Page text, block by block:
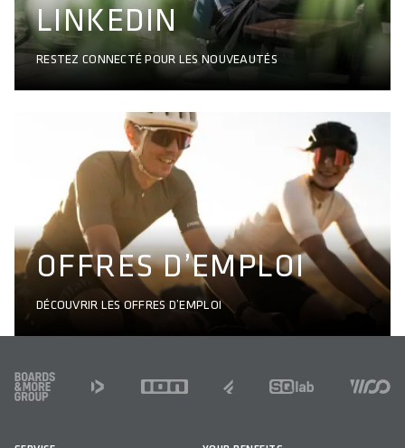
LINKEDIN
RESTEZ CONNECTÉ POUR LES NOUVEAUTÉS
OFFRES D’EMPLOI
DÉCOUVRIR LES OFFRES D’EMPLOI
FOOTER